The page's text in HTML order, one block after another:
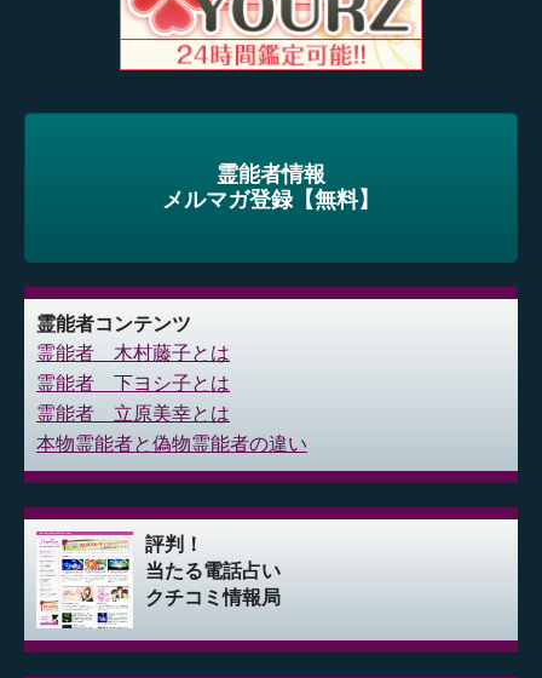
霊能者情報
メルマガ登録【無料】
霊能者コンテンツ
霊能者 木村藤子とは
霊能者 下ヨシ子とは
霊能者 立原美幸とは
本物霊能者と偽物霊能者の違い
評判！
当たる電話占い
クチコミ情報局